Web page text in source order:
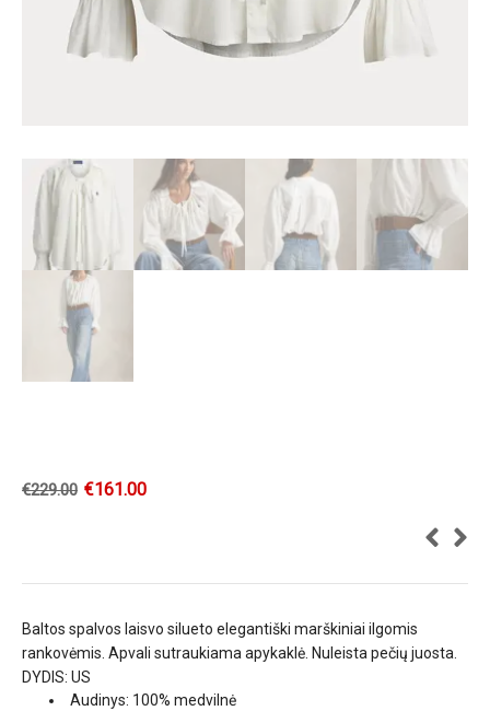
€229.00 €161.00
Baltos spalvos laisvo silueto elegantiški marškiniai ilgomis
rankovėmis. Apvali sutraukiama apykaklė. Nuleista pečių juosta.
DYDIS: US
Audinys: 100% medvilnė